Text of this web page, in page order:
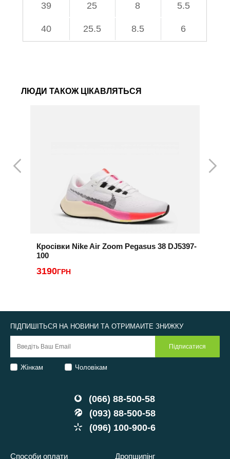
39 25 8 5.5
40 25.5 8.5 6
ЛЮДИ ТАКОЖ ЦІКАВЛЯТЬСЯ
Кросівки Nike Air Zoom Pegasus 38 DJ5397-
100
3190ГРН
(066) 88-500-58
(093) 88-500-58
(096) 100-900-6
Способи оплати Дропшипінг
ПІДПИШІТЬСЯ НА НОВИНИ ТА ОТРИМАЙТЕ ЗНИЖКУ
Жінкам Чоловікам